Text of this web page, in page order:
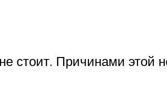
стоит. Причинами этой